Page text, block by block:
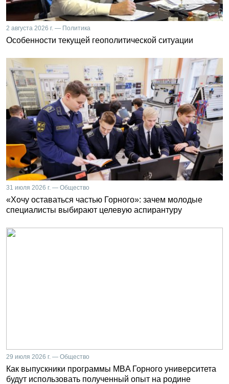
2 августа 2026 г. — Политика
Особенности текущей геополитической ситуации
31 июля 2026 г. — Общество
«Хочу оставаться частью Горного»: зачем молодые
специалисты выбирают целевую аспирантуру
29 июля 2026 г. — Общество
Как выпускники программы MBA Горного университета
будут использовать полученный опыт на родине